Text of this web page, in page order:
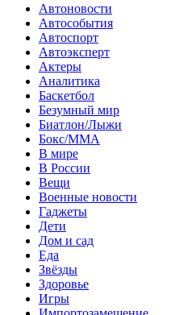
Автоновости
Автособытия
Автоспорт
Автоэксперт
Актеры
Аналитика
Баскетбол
Безумный мир
Биатлон/Лыжи
Бокс/MMA
В мире
В России
Вещи
Военные новости
Гаджеты
Дети
Дом и сад
Еда
Звёзды
Здоровье
Игры